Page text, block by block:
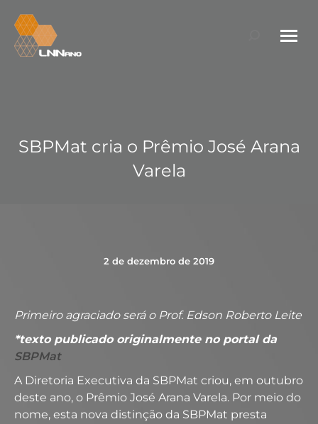
Search:
SBPMat cria o Prêmio José Arana
Varela
2 de dezembro de 2019
Primeiro agraciado será o Prof. Edson Roberto Leite
*texto publicado originalmente no portal da
SBPMat
A Diretoria Executiva da SBPMat criou, em outubro
deste ano, o Prêmio José Arana Varela. Por meio do
nome, esta nova distinção da SBPMat presta